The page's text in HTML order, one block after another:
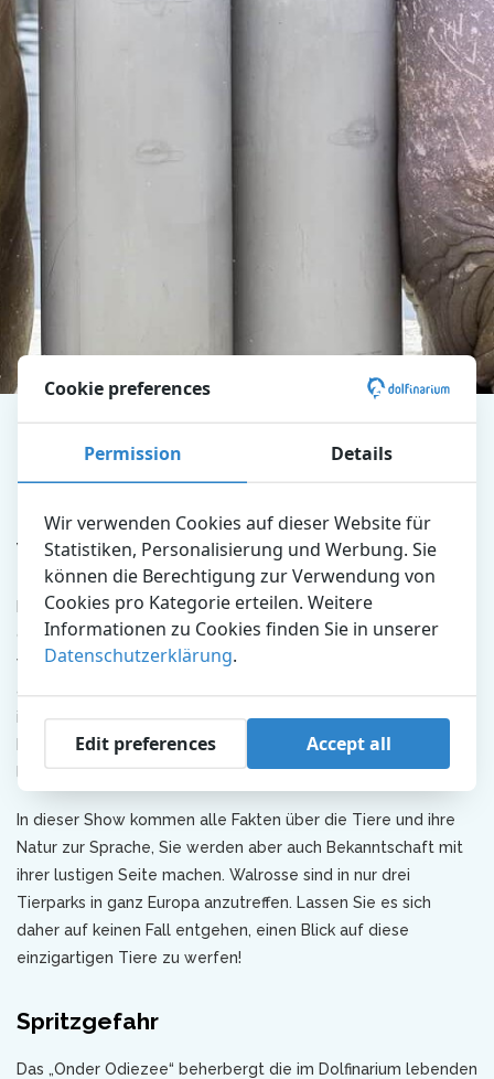
Dolfinarium Entdecken Sie den Park
Präsentationen
De Grote Snorrr
De Grote Snorrr: über
Walrosse im Walrussenwal
Haben Sie noch nie ein Walross in Natura gesehen? Dann ist
die Show mit denWalrosseein Event, das Sie nicht
verpassen sollten! Ein Walross bringt nämlich mehr Gewicht
auf die Waage als ein Auto, was gerade dann beeindruckend
ist, wenn man sieht, wie sich die Tiere am Beckenrand
hochziehen. Diese informative Show ist nicht nur sehr
lehrreich, sondern auch noch außerordentlich humorvoll.
In dieser Show kommen alle Fakten über die Tiere und ihre
Natur zur Sprache, Sie werden aber auch Bekanntschaft mit
ihrer lustigen Seite machen. Walrosse sind in nur drei
Tierparks in ganz Europa anzutreffen. Lassen Sie es sich
daher auf keinen Fall entgehen, einen Blick auf diese
einzigartigen Tiere zu werfen!
Spritzgefahr
Das „Onder Odiezee“ beherbergt die im Dolfinarium lebenden
Cookie preferences
Permission Details
Wir verwenden Cookies auf dieser Website für
Statistiken, Personalisierung und Werbung. Sie
können die Berechtigung zur Verwendung von
Cookies pro Kategorie erteilen. Weitere
Informationen zu Cookies finden Sie in unserer
Datenschutzerklärung.
Edit preferences Accept all